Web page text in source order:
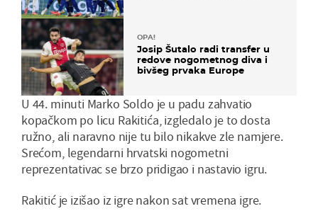
OPA!
Josip Šutalo radi transfer u
redove nogometnog diva i
bivšeg prvaka Europe
U 44. minuti Marko Soldo je u padu zahvatio
kopačkom po licu Rakitića, izgledalo je to dosta
ružno, ali naravno nije tu bilo nikakve zle namjere.
Srećom, legendarni hrvatski nogometni
reprezentativac se brzo pridigao i nastavio igru.
Rakitić je izišao iz igre nakon sat vremena igre.